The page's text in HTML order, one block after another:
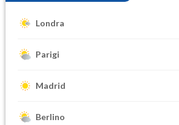
Londra
Parigi
Madrid
Berlino